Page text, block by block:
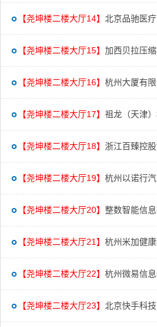
【尧坤楼二楼大厅14】 北京品驰医
【尧坤楼二楼大厅15】 加西贝拉压
【尧坤楼二楼大厅16】 杭州大厦有限
【尧坤楼二楼大厅17】 祖龙（天津
【尧坤楼二楼大厅18】 浙江百臻控
【尧坤楼二楼大厅19】 杭州以诺行
【尧坤楼二楼大厅20】 整数智能信
【尧坤楼二楼大厅21】 杭州米加健
【尧坤楼二楼大厅22】 杭州微易信
【尧坤楼二楼大厅23】 北京快手科技